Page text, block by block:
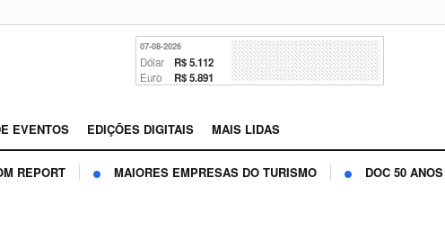
07-08-2026
Dólar R$ 5.112
Euro R$ 5.891
EVENTOS EDIÇÕES DIGITAIS MAIS LIDAS
REPORT MAIORES EMPRESAS DO TURISMO DOC 50